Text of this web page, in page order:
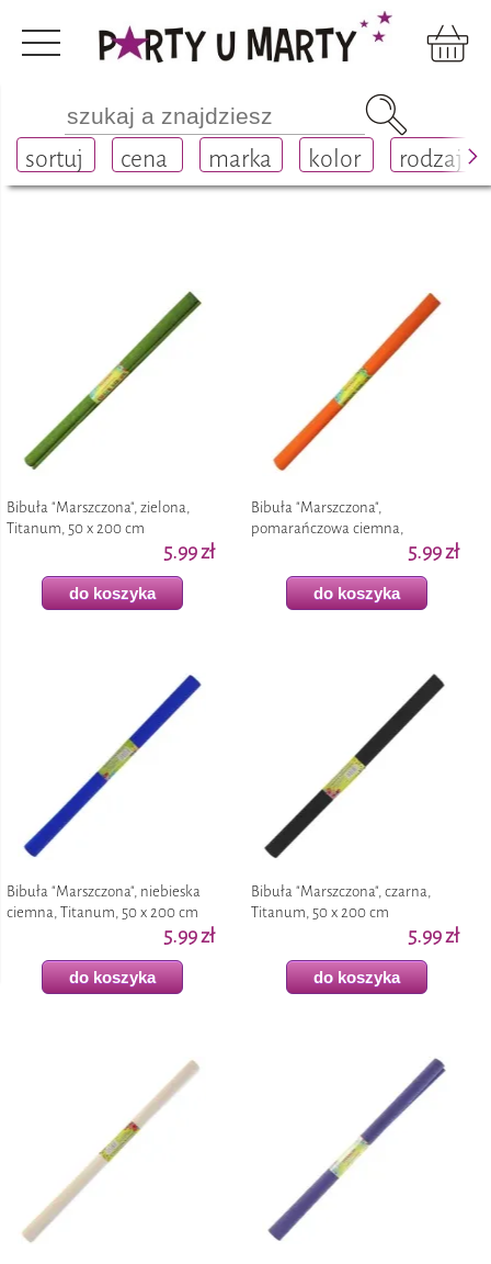
sortuj cena marka kolor rodzaj
Dom, szkoła, biuro szkoła i biuro
plastyczne
bibuła
Bibuła "Marszczona", zielona,
Titanum, 50 x 200 cm
5.99 zł
do koszyka
Bibuła "Marszczona",
pomarańczowa ciemna,
5.99 zł
do koszyka
Bibuła "Marszczona", niebieska
ciemna, Titanum, 50 x 200 cm
5.99 zł
do koszyka
Bibuła "Marszczona", czarna,
Titanum, 50 x 200 cm
5.99 zł
do koszyka